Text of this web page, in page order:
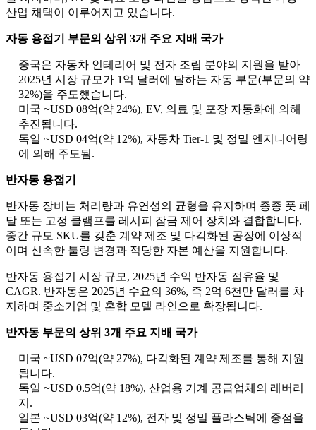
산업 채택이 이루어지고 있습니다.
자동 용접기 부문의 상위 3개 주요 지배 국가
중국은 자동차 인테리어 및 전자 조립 분야의 지원을 받아
2025년 시장 규모가 1억 달러에 달하는 자동 부문(부문의 약
32%)을 주도했습니다.
미국 ~USD 08억(약 24%), EV, 의료 및 포장 자동화에 의해
추진됩니다.
독일 ~USD 04억(약 12%), 자동차 Tier-1 및 정밀 엔지니어링
에 의해 주도됨.
반자동 용접기
반자동 장비는 처리량과 유연성의 균형을 유지하며 종종 풋 페
달 또는 고정 클램프를 레시피 잠금 제어 장치와 결합합니다.
중간 규모 SKU를 갖춘 계약 제조 및 다각화된 공장에 이상적
이며 신속한 툴링 변경과 적당한 자본 예산을 지원합니다.
반자동 용접기 시장 규모, 2025년 수익 반자동 점유율 및
CAGR. 반자동은 2025년 수요의 36%, 즉 2억 6천만 달러를 차
지하며 중소기업 및 혼합 모델 라인으로 확장됩니다.
반자동 부문의 상위 3개 주요 지배 국가
미국 ~USD 07억(약 27%), 다각화된 계약 제조를 통해 지원
됩니다.
독일 ~USD 0.5억(약 18%), 산업용 기계 공급업체의 레버리
지.
일본 ~USD 03억(약 12%), 전자 및 정밀 플라스틱에 중점을